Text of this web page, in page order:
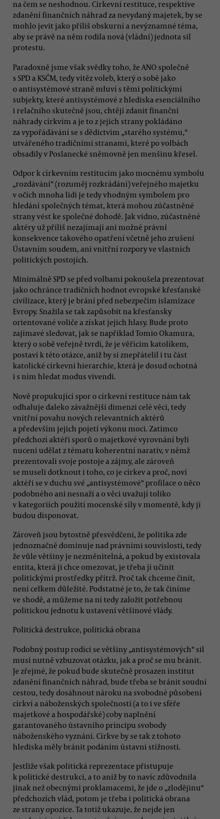
na čem se neshodnou. Církevní restituce, respektive
zdanění finančních náhrad za nevydaný majetek, by se
mohlo jevit jako příliš obskurní a nevýznamné téma,
aby se právě na něm rodila nová (vládní) jednota sil
protestu.
Paradoxně jsme však svědky toho, že ANO společně
s SPD a KSČM, tedy vítěz voleb, který o sobě jako
o antisystémové straně mluví s těmi politickými
subjekty, které antisystémové z hlediska esenciálního
i relačního skutečně jsou, chtějí zdanit finanční
náhrady církvím a je to z jejich strany pokládáno
za vypořádávání se s dědictvím „starého systému,“
utvářeného tradičními stranami, které po volbách
obsadily v Poslanecké sněmovně jen menšinu křesel.
Odpor k církevním restitucím jako mocnému symbolu
„rozdávání“ (rozuměj rozkrádání) veřejného majetku
v očích mnoha lidí je tedy vhodným symbolem pro
hledání společných témat, která mohou zúčastněné
strany vést ke společné dohodě. Jak vidno, zúčastněné
aktéry už příliš nezajímají ani možné právní
konsekvence takového opatření včetně jeho zrušení
Ústavním soudem, ani vnitřní rozpory ve vlastních
politických postojích.
Minimálně SPD se před volbami pokoušela prezentovat
jako ochránce tradičních hodnot evropské křesťanské
civilizace, který je brání před nebezpečím islamizace
Evropy. Snažila se tak zapůsobit na křesťansky
orientované voliče a získat jejich hlasy. Bude proto
zajímavé sledovat, jak se například Tomio Okamura,
který o sobě veřejně tvrdí, že je věřícím katolíkem,
postaví k této otázce, aniž by si znepřátelil i tu část
katolické církevní hierarchie, která je dosud ochotná
i s ním hledat modus vivendi.
Nově propukující spor o církevní restituce nám tak
odhaluje daleko závažnější dimenzi celé věci, tedy
vnitřní povahu nových relevantních aktérů
a především jejich pojetí výkonu moci. Zatímco
předchozí aktéři sporů o majetkové vyrovnání byli
nuceni udělat z tématu koherentní narativ, v němž
prezentovali svoje postoje a zájmy, ale zároveň
se museli dotknout i toho, co je církev a proč, noví
aktéři se v duchu své „antisystémové“ profilace o něco
podobného ani nesnaží a o věci uvažují toliko
v kategoriích použití mocenské síly v momentě, kdy jí
budou disponovat.
Zároveň jsou bytostně přesvědčeni, že politika zde
jednoznačně dominuje nad právními souvislosti, tedy
že vůle většiny je nezměnitelná, a pokud by existovala
entita, která ji chce omezovat, je třeba jí učinit
politickými prostředky přítrž. Proč tak chceme činit,
není celkem důležité. Podstatné je to, že tak činíme
ve shodě, a můžeme na ní tedy založit potřebnou
politickou jednotu k ustavení většinové vlády.
Politická destrukce, politická obrana
Podobný postup rodící se většiny „antisystémových“ sil
musí nutně vzbuzovat otázku, jak a proč se mu bránit.
Je zřejmé, že pokud bude skutečně prosazen institut
zdanění finančních náhrad, bude třeba se bránit soudní
cestou, tedy dosáhnout nároku na svobodné působení
církví a náboženských společností (a to i ve sféře
majetkové a hospodářské) coby naplnění
garantovaného ústavního principu svobody
náboženského vyznání. Církve by se tak z tohoto
hlediska měly bránit podáním ústavní stížnosti.
Jestliže však politická reprezentace přistupuje
k politické destrukci, a to aniž by to navíc zdůvodnila
jinak než obecnými proklamacemi, že jde o „zlodějinu“
předchozích vlád, potom je třeba i politická obrana
ze strany opozice. Ta totiž ukazuje, že nejde jen